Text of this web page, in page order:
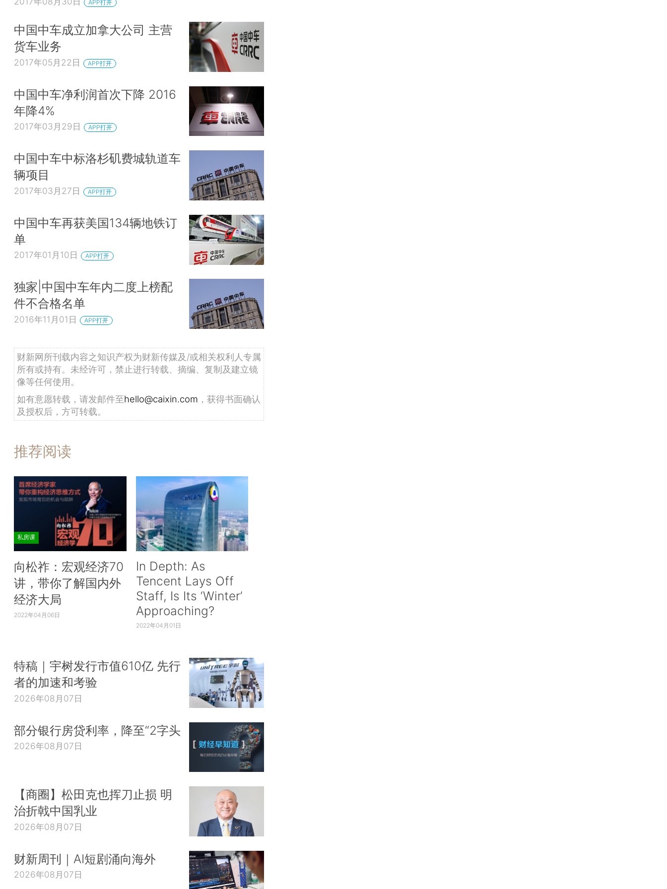
APP打开
中国中车成立加拿大公司 主营
货车业务
2017年05月22日 APP打开
中国中车净利润首次下降 2016
年降4%
2017年03月29日 APP打开
中国中车中标洛杉矶费城轨道车
辆项目
2017年03月27日 APP打开
中国中车再获美国134辆地铁订
单
2017年01月10日 APP打开
独家|中国中车年内二度上榜配
件不合格名单
2016年11月01日 APP打开
财新网所刊载内容之知识产权为财新传媒及/或相关权利人专属
所有或持有。未经许可，禁止进行转载、摘编、复制及建立镜
像等任何使用。
如有意愿转载，请发邮件至hello@caixin.com ，获得书面确认
及授权后，方可转载。
推荐阅读
私房课
向松祚：宏观经济70
讲，带你了解国内外
经济大局
2022年04月06日
In Depth: As
Tencent Lays Off
Staff, Is Its ‘Winter’
Approaching?
2022年04月01日
特稿｜宇树发行市值610亿 先行
者的加速和考验
2026年08月07日
部分银行房贷利率，降至“2字头
2026年08月07日
【商圈】松田克也挥刀止损 明
治折戟中国乳业
2026年08月07日
财新周刊｜AI短剧涌向海外
2026年08月07日